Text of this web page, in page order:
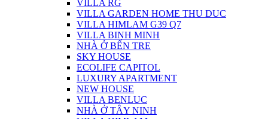
VILLA RG
VILLA GARDEN HOME THU DUC
VILLA HIMLAM G39 Q7
VILLA BINH MINH
NHÀ Ở BẾN TRE
SKY HOUSE
ECOLIFE CAPITOL
LUXURY APARTMENT
NEW HOUSE
VILLA BENLUC
NHÀ Ở TÂY NINH